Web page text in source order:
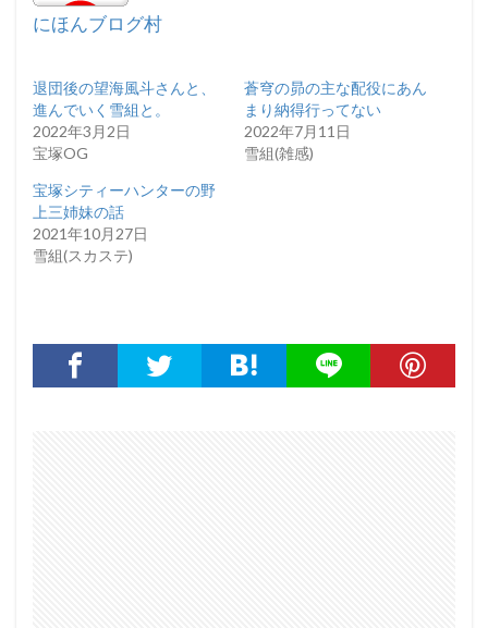
にほんブログ村
退団後の望海風斗さんと、
進んでいく雪組と。
2022年3月2日
宝塚OG
蒼穹の昴の主な配役にあん
まり納得行ってない
2022年7月11日
雪組(雑感)
宝塚シティーハンターの野
上三姉妹の話
2021年10月27日
雪組(スカステ)